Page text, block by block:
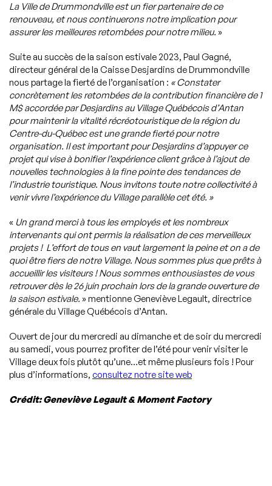
La Ville de Drummondville est un fier partenaire de ce
renouveau, et nous continuerons notre implication pour
assurer les meilleures retombées pour notre milieu. »
Suite au succès de la saison estivale 2023, Paul Gagné,
directeur général de la Caisse Desjardins de Drummondville
nous partage la fierté de l’organisation : « Constater
concrètement les retombées de la contribution financière de 1
M$ accordée par Desjardins au Village Québécois d’Antan
pour maintenir la vitalité récréotouristique de la région du
Centre-du-Québec est une grande fierté pour notre
organisation. Il est important pour Desjardins d’appuyer ce
projet qui vise à bonifier l’expérience client grâce à l’ajout de
nouvelles technologies à la fine pointe des tendances de
l’industrie touristique. Nous invitons toute notre collectivité à
venir vivre l’expérience du Village parallèle cet été. »
« Un grand merci à tous les employés et les nombreux
intervenants qui ont permis la réalisation de ces merveilleux
projets ! L’effort de tous en vaut largement la peine et on a de
quoi être fiers de notre Village. Nous sommes plus que prêts à
accueillir les visiteurs ! Nous sommes enthousiastes de vous
retrouver dès le 26 juin prochain lors de la grande ouverture de
la saison estivale. » mentionne Geneviève Legault, directrice
générale du Village Québécois d’Antan.
Ouvert de jour du mercredi au dimanche et de soir du mercredi
au samedi, vous pourrez profiter de l’été pour venir visiter le
Village deux fois plutôt qu’une…et même plusieurs fois ! Pour
plus d’informations, consultez notre site web
Crédit: Geneviève Legault & Moment Factory